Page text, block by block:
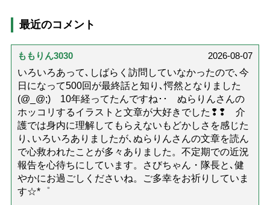
最近のコメント
ももりん3030
2026-08-07
いろいろあって､しばらく訪問していなかったので､今
日になって500回が最終話と知り､愕然となりました
(@_@;) 10年経ってたんですね･･ ぬらりんさんの
ホッコリするイラストと文章が大好きでした❢❢ 介
護では身内に理解してもらえないもどかしさを感じた
り､いろいろありましたが､ぬらりんさんの文章を読ん
で心救われたことが多々ありました。不定期での近況
報告を心待ちにしています。さびちゃん・隊長と､健
やかにお過ごしくださいね。ご多幸をお祈りしていま
す☆*゜